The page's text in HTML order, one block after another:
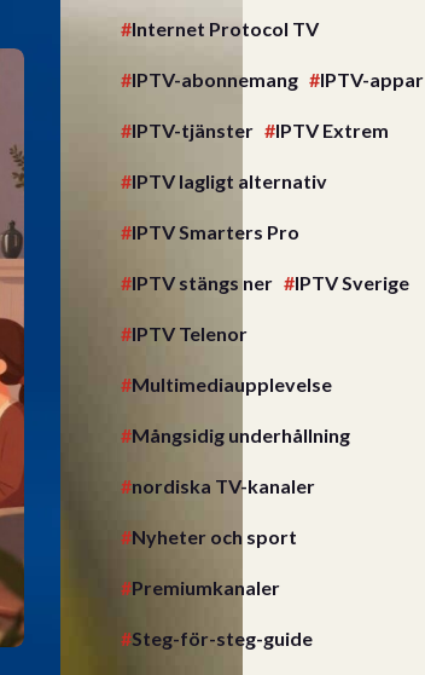
Internet Protocol TV
IPTV-abonnemang IPTV-appar
IPTV-tjänster IPTV Extrem
IPTV lagligt alternativ
IPTV Smarters Pro
IPTV stängs ner IPTV Sverige
IPTV Telenor
Multimediaupplevelse
Mångsidig underhållning
nordiska TV-kanaler
Nyheter och sport
Premiumkanaler
Steg-för-steg-guide